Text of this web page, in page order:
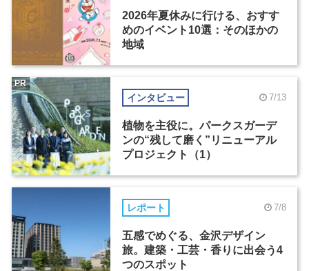
2026年夏休みに行ける、おすす
めのイベント10選：そのほかの
地域
インタビュー 7/13
植物を主役に。パークスガーデ
ンの“残して磨く”リニューアル
プロジェクト（1）
PR
レポート 7/8
五感でめぐる、金沢デザイン
旅。建築・工芸・香りに出会う4
つのスポット